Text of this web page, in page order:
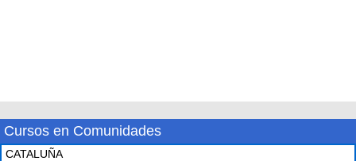
Cursos en Comunidades
CATALUÑA